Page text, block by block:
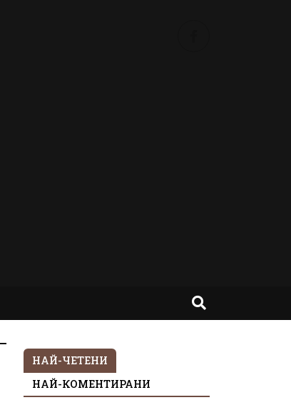
НАЙ-ЧЕТЕНИ
НАЙ-КОМЕНТИРАНИ